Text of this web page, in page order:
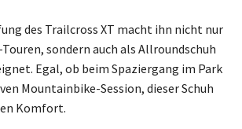
des Trailcross XT macht ihn nicht nur
sondern auch als Allroundschuh
Egal, ob beim Spaziergang im Park
Mountainbike-Session, dieser Schuh
Komfort.